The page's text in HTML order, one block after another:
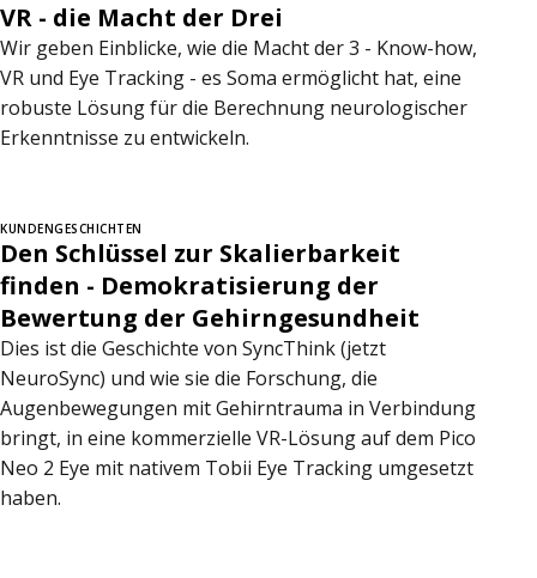
VR - die Macht der Drei
Wir geben Einblicke, wie die Macht der 3 - Know-how,
VR und Eye Tracking - es Soma ermöglicht hat, eine
robuste Lösung für die Berechnung neurologischer
Erkenntnisse zu entwickeln.
KUNDENGESCHICHTEN
Den Schlüssel zur Skalierbarkeit
finden - Demokratisierung der
Bewertung der Gehirngesundheit
Dies ist die Geschichte von SyncThink (jetzt
NeuroSync) und wie sie die Forschung, die
Augenbewegungen mit Gehirntrauma in Verbindung
bringt, in eine kommerzielle VR-Lösung auf dem Pico
Neo 2 Eye mit nativem Tobii Eye Tracking umgesetzt
haben.